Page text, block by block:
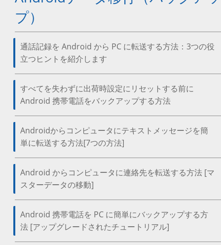
プ）
通話記録を Android から PC に転送する方法：3つの役
立つヒントを紹介します
すべてを失わずに出荷時設定にリセットする前に
Android 携帯電話をバックアップする方法
Androidからコンピュータにテキストメッセージを簡
単に転送する方法[7つの方法]
Android からコンピュータに連絡先を転送する方法 [マ
スターデータの移動]
Android 携帯電話を PC に簡単にバックアップする方
法 [アップグレードされたチュートリアル]